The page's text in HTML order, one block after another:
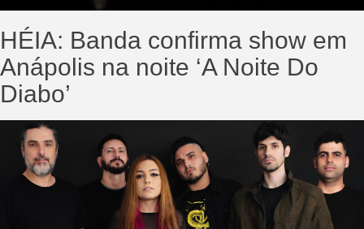
HÉIA: Banda confirma show em
Anápolis na noite ‘A Noite Do
Diabo’